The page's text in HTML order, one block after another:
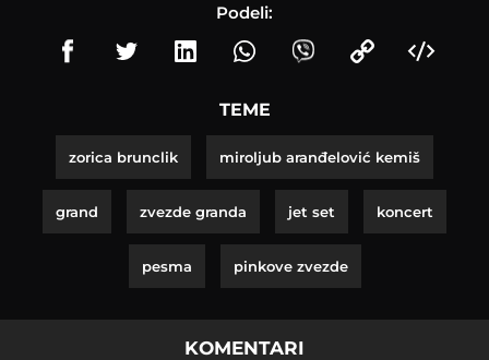
Podeli:
TEME
zorica brunclik miroljub aranđelović kemiš
grand zvezde granda jet set koncert
pesma pinkove zvezde
KOMENTARI